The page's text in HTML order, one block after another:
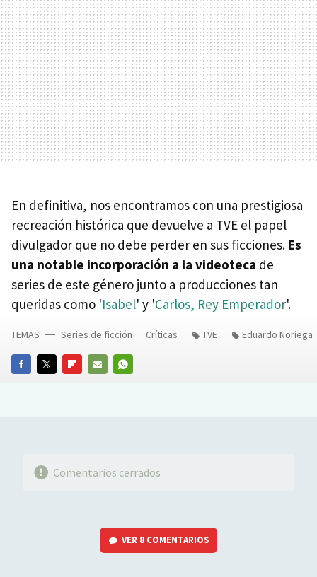
En definitiva, nos encontramos con una prestigiosa
recreación histórica que devuelve a TVE el papel
divulgador que no debe perder en sus ficciones. Es
una notable incorporación a la videoteca de
series de este género junto a producciones tan
queridas como 'Isabel' y 'Carlos, Rey Emperador'.
FACEBOOKTWITTERFLIPBOARD
E-
WHATSAPP
TEMAS Series de ficción Críticas TVE Eduardo Noriega
Comentarios cerrados
VER 8 COMENTARIOS